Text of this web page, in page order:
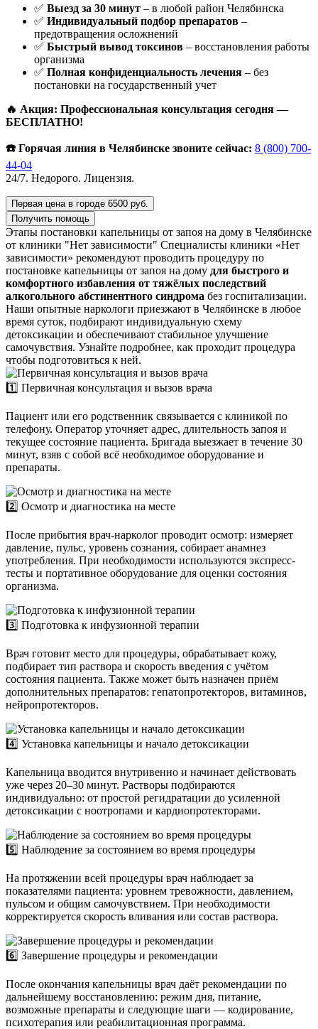
✅ Выезд за 30 минут – в любой район Челябинска
✅ Индивидуальный подбор препаратов –
предотвращения осложнений
✅ Быстрый вывод токсинов – восстановления работы
организма
✅ Полная конфиденциальность лечения – без
постановки на государственный учет
🔥 Акция: Профессиональная консультация сегодня —
БЕСПЛАТНО!
☎️ Горячая линия в Челябинске звоните сейчас: 8 (800) 700-
44-04
24/7. Недорого. Лицензия.
Первая цена в городе 6500 руб.
Получить помощь
Этапы постановки капельницы от запоя на дому в Челябинске
от клиники "Нет зависимости" Специалисты клиники «Нет
зависимости» рекомендуют проводить процедуру по
постановке капельницы от запоя на дому для быстрого и
комфортного избавления от тяжёлых последствий
алкогольного абстинентного синдрома без госпитализации.
Наши опытные наркологи приезжают в Челябинске в любое
время суток, подбирают индивидуальную схему
детоксикации и обеспечивают стабильное улучшение
самочувствия. Узнайте подробнее, как проходит процедура
чтобы подготовиться к ней.
1️⃣ Первичная консультация и вызов врача
Пациент или его родственник связывается с клиникой по
телефону. Оператор уточняет адрес, длительность запоя и
текущее состояние пациента. Бригада выезжает в течение 30
минут, взяв с собой всё необходимое оборудование и
препараты.
2️⃣ Осмотр и диагностика на месте
После прибытия врач-нарколог проводит осмотр: измеряет
давление, пульс, уровень сознания, собирает анамнез
употребления. При необходимости используются экспресс-
тесты и портативное оборудование для оценки состояния
организма.
3️⃣ Подготовка к инфузионной терапии
Врач готовит место для процедуры, обрабатывает кожу,
подбирает тип раствора и скорость введения с учётом
состояния пациента. Также может быть назначен приём
дополнительных препаратов: гепатопротекторов, витаминов,
нейропротекторов.
4️⃣ Установка капельницы и начало детоксикации
Капельница вводится внутривенно и начинает действовать
уже через 20–30 минут. Растворы подбираются
индивидуально: от простой регидратации до усиленной
детоксикации с ноотропами и кардиопротекторами.
5️⃣ Наблюдение за состоянием во время процедуры
На протяжении всей процедуры врач наблюдает за
показателями пациента: уровнем тревожности, давлением,
пульсом и общим самочувствием. При необходимости
корректируется скорость вливания или состав раствора.
6️⃣ Завершение процедуры и рекомендации
После окончания капельницы врач даёт рекомендации по
дальнейшему восстановлению: режим дня, питание,
возможные препараты и следующие шаги — кодирование,
психотерапия или реабилитационная программа.